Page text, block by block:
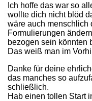
Ich hoffe das war so
wollte dich nicht blöd
wäre auch menschlich
Formulierungen
bezogen sein könnten
Das weiß man im
Danke für deine
das manches so
schließlich.
Hab einen tollen Start